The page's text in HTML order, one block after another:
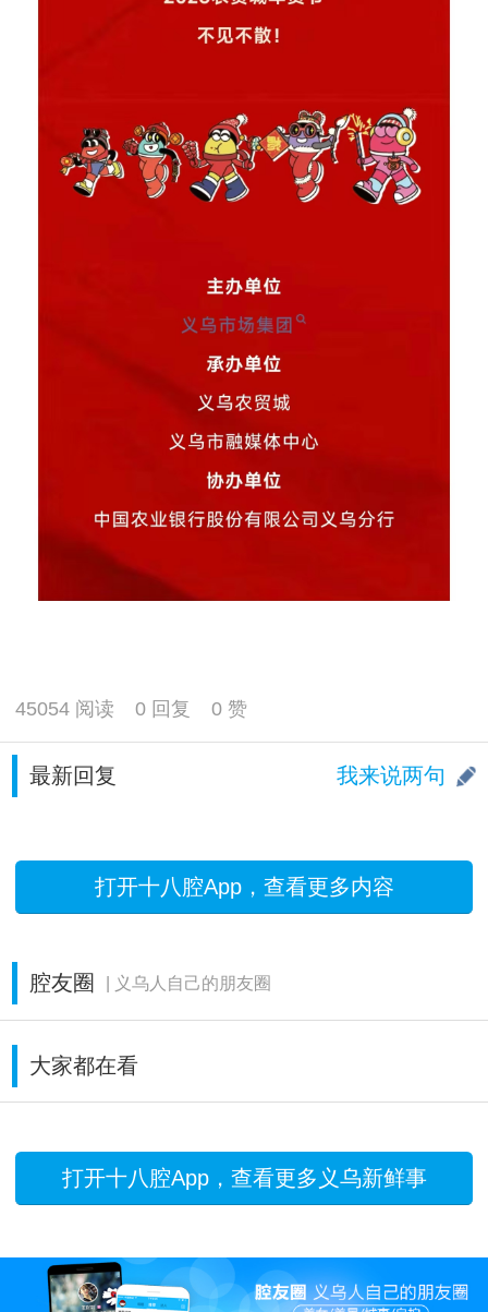
45054 阅读 0 回复 0 赞
最新回复 我来说两句
打开十八腔App，查看更多内容
腔友圈 | 义乌人自己的朋友圈
大家都在看
打开十八腔App，查看更多义乌新鲜事